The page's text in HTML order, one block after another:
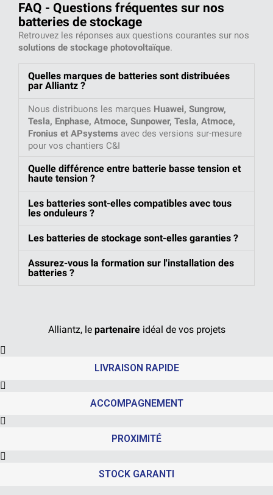
FAQ - Questions fréquentes sur nos
batteries de stockage
Retrouvez les réponses aux questions courantes sur nos
solutions de stockage photovoltaïque.
Quelles marques de batteries sont distribuées
par Alliantz ?
Nous distribuons les marques Huawei, Sungrow,
Tesla, Enphase, Atmoce, Sunpower, Tesla, Atmoce,
Fronius et APsystems avec des versions sur-mesure
pour vos chantiers C&I
Quelle différence entre batterie basse tension et
haute tension ?
Les batteries sont-elles compatibles avec tous
les onduleurs ?
Les batteries de stockage sont-elles garanties ?
Assurez-vous la formation sur l'installation des
batteries ?
Alliantz, le partenaireidéal de vos projets
LIVRAISON RAPIDE
ACCOMPAGNEMENT
PROXIMITÉ
STOCK GARANTI